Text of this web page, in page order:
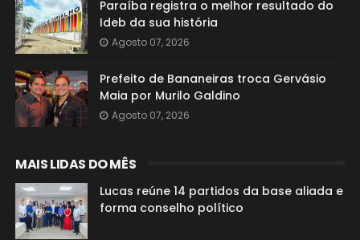
Paraíba registra o melhor resultado do
Ideb da sua história
Agosto 07, 2026
Prefeito de Bananeiras troca Gervásio
Maia por Murilo Galdino
Agosto 07, 2026
MAIS LIDAS DO MÊS
Lucas reúne 14 partidos da base aliada e
forma conselho político